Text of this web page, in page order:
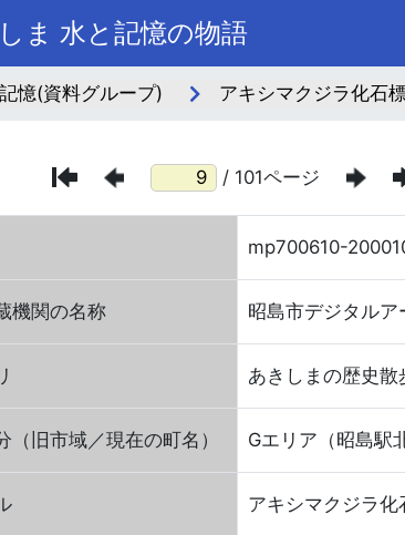
ま 水と記憶の物語
憶(資料グループ) アキシマクジラ化石
/ 101ページ
mp700610-
機関の名称 昭島市デジタルア
あきしまの歴史散
（旧市域／現在の町名） Gエリア（昭島駅
アキシマクジラ化